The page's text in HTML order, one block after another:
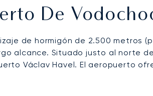
De
de hormigón de 2.500 metros
alcance. Situado justo al norte
Václav Havel. El aeropuerto